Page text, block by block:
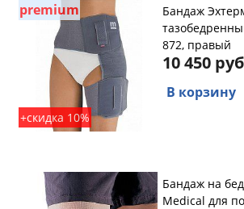
premium
+скидка 10%
Бандаж
872, правый
10 450
В корзину
Бандаж на
Medical для